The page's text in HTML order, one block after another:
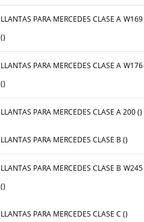
LLANTAS PARA MERCEDES CLASE A W169
()
LLANTAS PARA MERCEDES CLASE A W176
()
LLANTAS PARA MERCEDES CLASE A 200 ()
LLANTAS PARA MERCEDES CLASE B ()
LLANTAS PARA MERCEDES CLASE B W245
()
LLANTAS PARA MERCEDES CLASE C ()